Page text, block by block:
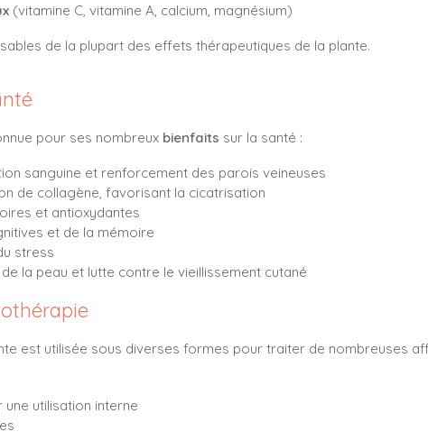
(vitamine C, vitamine A, calcium, magnésium)
de la plupart des effets thérapeutiques de la plante.
pour ses nombreux bienfaits sur la santé :
sanguine et renforcement des parois veineuses
de collagène, favorisant la cicatrisation
et antioxydantes
et de la mémoire
stress
la peau et lutte contre le vieillissement cutané
est utilisée sous diverses formes pour traiter de nombreuses
une utilisation interne